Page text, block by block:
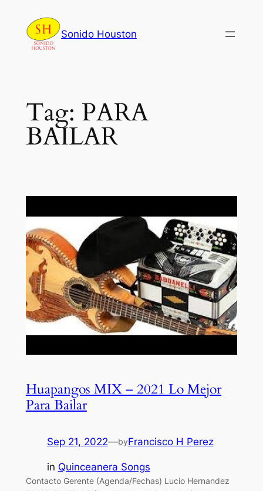
content
Sonido Houston
Tag: PARA
BAILAR
Huapangos MIX – 2021 Lo Mejor
Para Bailar
Sep 21, 2022—byFrancisco H Perez
in Quinceanera Songs
Contacto Gerente (Agenda/Fechas) Lucio Hernandez